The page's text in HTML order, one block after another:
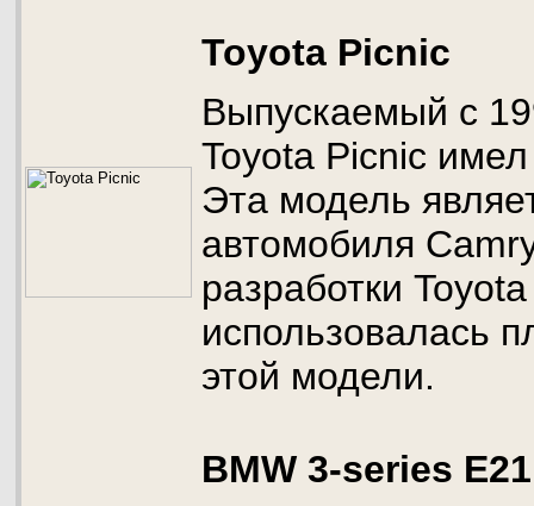
Toyota Picnic
Выпускаемый с
Toyota Picnic
Эта модель
автомобиля
разработки
использовалась
этой модели.
BMW 3-series E21